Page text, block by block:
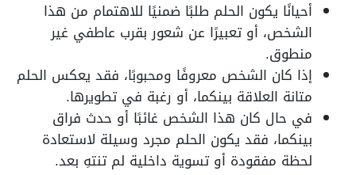
أحيانًا يكون الحلم طلبًا ضمنيًا للاهتمام من هذا
الشخص، أو تعبيرًا عن شعور بقرب عاطفي غير
منطوق.
إذا كان الشخص معروفًا ومحبوبًا، فقد يعكس الحلم
متانة العلاقة بينكما، أو رغبة في تطويرها.
في حال كان هذا الشخص غائبًا أو حدث فراق
بينكما، فقد يكون الحلم مجرد وسيلة لاستعادة
لحظة مفقودة أو تسوية داخلية لم تنتهِ بعد.